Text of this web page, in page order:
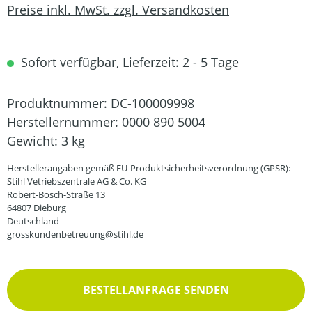
Preise inkl. MwSt. zzgl. Versandkosten
Sofort verfügbar, Lieferzeit: 2 - 5 Tage
Produktnummer: DC-100009998
Herstellernummer: 0000 890 5004
Gewicht: 3 kg
Herstellerangaben gemäß EU-Produktsicherheitsverordnung (GPSR):
Stihl Vetriebszentrale AG & Co. KG
Robert-Bosch-Straße 13
64807 Dieburg
Deutschland
grosskundenbetreuung@stihl.de
BESTELLANFRAGE SENDEN